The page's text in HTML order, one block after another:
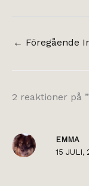
← Föregående
2 reaktioner på
EMMA
15 JULI,